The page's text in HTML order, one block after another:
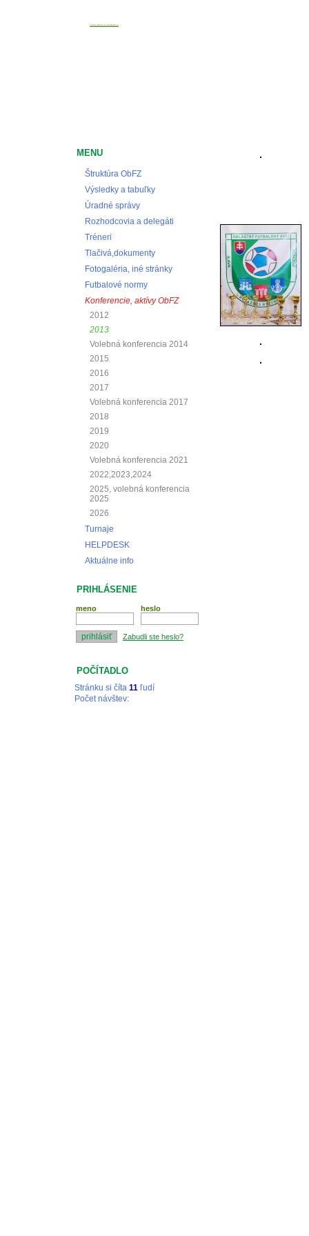
MENU
Štruktúra ObFZ
Výsledky a tabuľky
Úradné správy
Rozhodcovia a delegáti
Tréneri
Tlačivá,dokumenty
Fotogaléria, iné stránky
Futbalové normy
Konferencie, aktívy ObFZ
2012
2013
Volebná konferencia 2014
2015
2016
2017
Volebná konferencia 2017
2018
2019
2020
Volebná konferencia 2021
2022,2023,2024
2025, volebná konferencia
2025
2026
Turnaje
HELPDESK
Aktuálne info
PRIHLÁSENIE
meno heslo
Zabudli ste heslo?
POČÍTADLO
Stránku si číta 11 ľudí
Počet návštev: